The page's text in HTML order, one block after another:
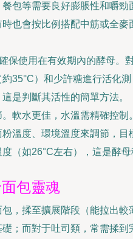
包等需要良好膨脹性和嚼勁
也會按比例搭配中筋或全麥
確保使用在有效期內的酵母。
35°C）和少許糖進行活化測
是判斷其活性的簡單方法。
。軟水更佳，水溫需精確控制
溫度、環境溫度來調節，目
（如26°C左右），這是酵母
包靈魂
，揉至擴展階段（能拉出較
；而對于吐司類，常需揉到